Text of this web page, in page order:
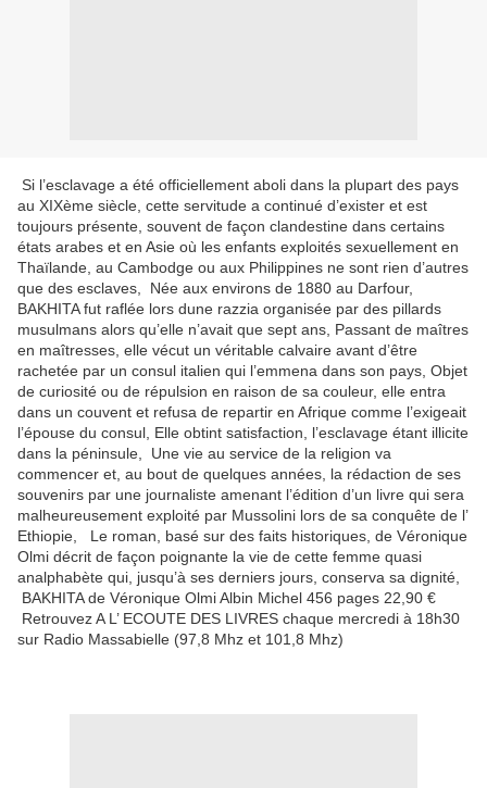
Si l’esclavage a été officiellement aboli dans la plupart des pays
au XIXème siècle, cette servitude a continué d’exister et est
toujours présente, souvent de façon clandestine dans certains
états arabes et en Asie où les enfants exploités sexuellement en
Thaïlande, au Cambodge ou aux Philippines ne sont rien d’autres
que des esclaves, Née aux environs de 1880 au Darfour,
BAKHITA fut raflée lors dune razzia organisée par des pillards
musulmans alors qu’elle n’avait que sept ans, Passant de maîtres
en maîtresses, elle vécut un véritable calvaire avant d’être
rachetée par un consul italien qui l’emmena dans son pays, Objet
de curiosité ou de répulsion en raison de sa couleur, elle entra
dans un couvent et refusa de repartir en Afrique comme l’exigeait
l’épouse du consul, Elle obtint satisfaction, l’esclavage étant illicite
dans la péninsule, Une vie au service de la religion va
commencer et, au bout de quelques années, la rédaction de ses
souvenirs par une journaliste amenant l’édition d’un livre qui sera
malheureusement exploité par Mussolini lors de sa conquête de l’
Ethiopie, Le roman, basé sur des faits historiques, de Véronique
Olmi décrit de façon poignante la vie de cette femme quasi
analphabète qui, jusqu’à ses derniers jours, conserva sa dignité,
BAKHITA de Véronique Olmi Albin Michel 456 pages 22,90 €
Retrouvez A L’ ECOUTE DES LIVRES chaque mercredi à 18h30
sur Radio Massabielle (97,8 Mhz et 101,8 Mhz)